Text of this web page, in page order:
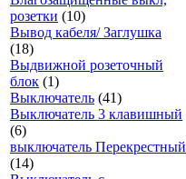
розетки (10)
Вывод кабеля/ Заглушка
(18)
Выдвижной розеточный
блок (1)
Выключатель (41)
Выключатель 3 клавишный
(6)
выключатель Перекрестный
(14)